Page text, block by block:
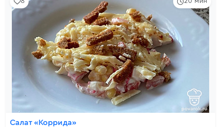
Салат «Коррида»